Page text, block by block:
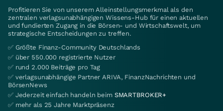
Profitieren Sie von unserem Alleinstellungsmerkmal als den
zentralen verlagsunabhängigen Wissens-Hub für einen aktuellen
und fundierten Zugang in die Börsen- und Wirtschaftswelt, um
strategische Entscheidungen zu treffen.
✅ Größte Finanz-Community Deutschlands
✅ über 550.000 registrierte Nutzer
✅ rund 2.000 Beiträge pro Tag
✅ verlagsunabhängige Partner ARIVA, FinanzNachrichten und
BörsenNews
✅ Jederzeit einfach handeln beim SMARTBROKER+
✅ mehr als 25 Jahre Marktpräsenz